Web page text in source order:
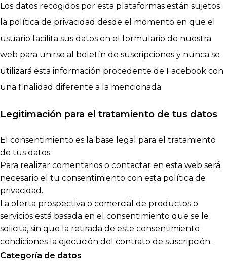
Los datos recogidos por esta plataformas están sujetos
la política de privacidad desde el momento en que el
usuario facilita sus datos en el formulario de nuestra
web para unirse al boletín de suscripciones y nunca se
utilizará esta información procedente de Facebook con
una finalidad diferente a la mencionada.
Legitimación para el tratamiento de tus datos
El consentimiento es la base legal para el tratamiento
de tus datos.
Para realizar comentarios o contactar en esta web será
necesario el tu consentimiento con esta política de
privacidad.
La oferta prospectiva o comercial de productos o
servicios está basada en el consentimiento que se le
solicita, sin que la retirada de este consentimiento
condiciones la ejecución del contrato de suscripción.
Categoría de datos